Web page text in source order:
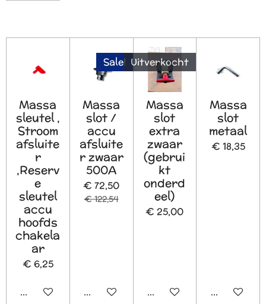
Massa
sleutel ,
Stroom
afsluite
r
,Reserv
e
sleutel
accu
hoofds
chakela
ar
€ 6,25
In winkelwagen
Sale!
Massa
slot /
accu
afsluite
r zwaar
500A
€ 72,50
€ 122,54
In winkelwagen
Uitverkocht
Massa
slot
extra
zwaar
(gebrui
kt
onderd
eel)
€ 25,00
Houd mij op de hoogte
Massa
slot
metaal
€ 18,35
In